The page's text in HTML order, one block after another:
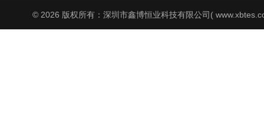
© 2026 版权所有：深圳市鑫博恒业科技有限公司(